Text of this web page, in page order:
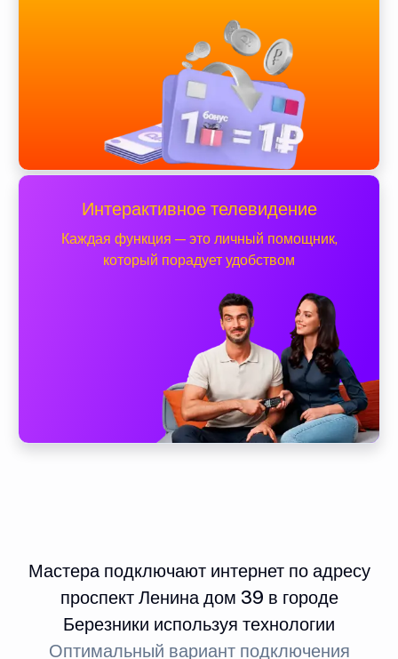
Интерактивное телевидение
Каждая функция — это личный помощник,
который порадует удобством
Мастера подключают интернет по адресу
проспект Ленина дом 39 в городе
Березники используя технологии
Оптимальный вариант подключения